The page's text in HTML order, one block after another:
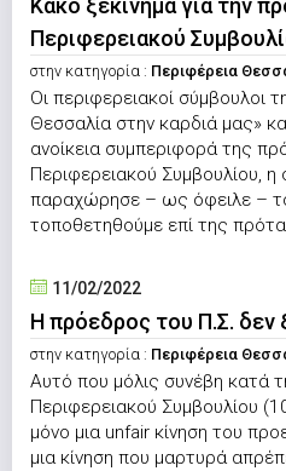
Κακό ξεκίνημα για την
Περιφερειακού
στην κατηγορία : Περιφέρεια
Οι περιφερειακοί σύμβουλοι
Θεσσαλία στην καρδιά μας»
ανοίκεια συμπεριφορά της
Περιφερειακού Συμβουλίου, η
παραχώρησε – ως όφειλε –
τοποθετηθούμε επί της
11/02/2022
Η πρόεδρος του Π.Σ. δεν
στην κατηγορία : Περιφέρεια
Αυτό που μόλις συνέβη κατά
Περιφερειακού Συμβουλίου
μόνο μια unfair κίνηση του
μια κίνηση που μαρτυρά